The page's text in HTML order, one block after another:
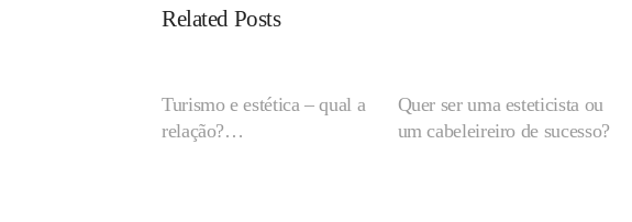
Related Posts
Turismo e estética – qual a
relação?…
Quer ser uma esteticista ou
um cabeleireiro de sucesso?